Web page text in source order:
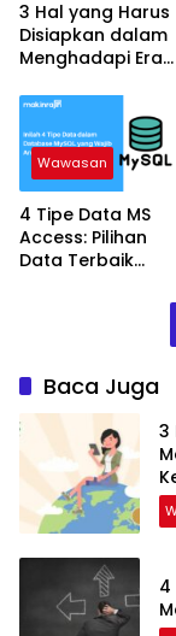
3 Hal yang Harus
Disiapkan dalam
Menghadapi Era
Keterampilan
untuk Sukses
Wawasan
4 Tipe Data MS
Access: Pilihan
Data Terbaik
Baca Juga
3
4